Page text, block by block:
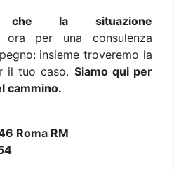
che la situazione
ora per una consulenza
insieme troveremo la
il tuo caso. Siamo qui per
cammino.
Roma RM